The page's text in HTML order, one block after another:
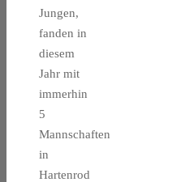
Jungen,
fanden in
diesem
Jahr mit
immerhin
5
Mannschaften
in
Hartenrod